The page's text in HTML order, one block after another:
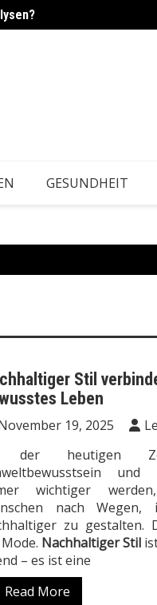
GESUNDHEIT
Stil
Leben
19, 2025
der heutigen
und
wichtiger
nach Wegen,
zu gestalten.
Nachhaltiger Stil
– es ist eine
Read More